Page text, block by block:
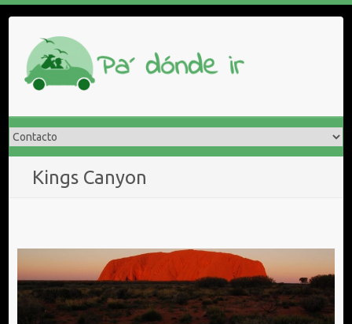
contenido
Kings Canyon